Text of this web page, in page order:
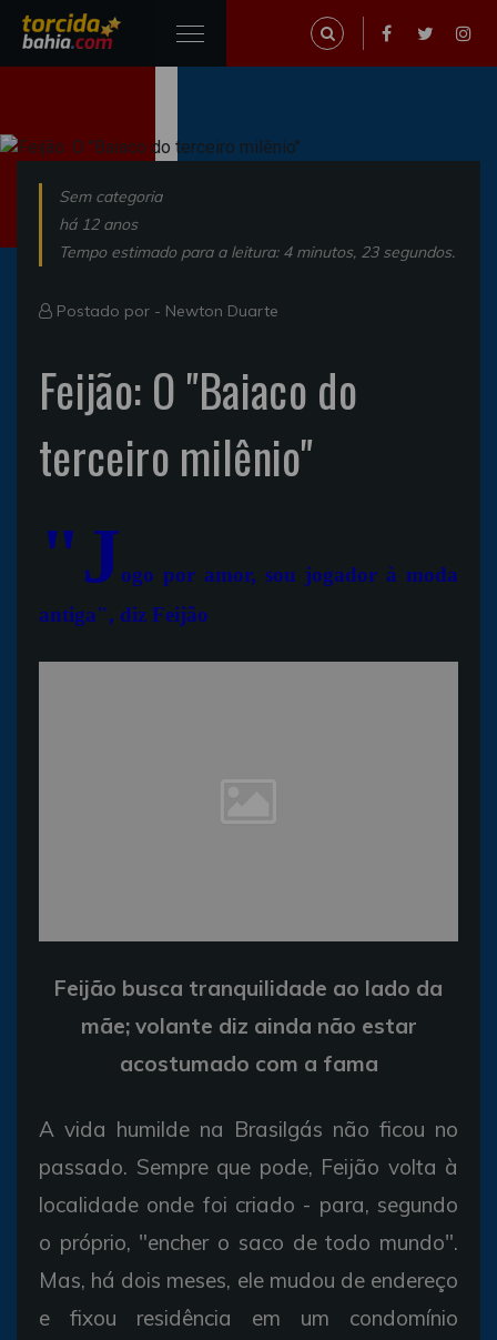
Sem categoria
há 12 anos
Tempo estimado para a leitura: 4 minutos, 23 segundos.
Postado por - Newton Duarte
Feijão: O "Baiaco do
terceiro milênio"
"Jogo por amor, sou jogador à moda
antiga", diz Feijão
Feijão busca tranquilidade ao lado da
mãe; volante diz ainda não estar
acostumado com a fama
A vida humilde na Brasilgás não ficou no
passado. Sempre que pode, Feijão volta à
localidade onde foi criado - para, segundo
o próprio, "encher o saco de todo mundo".
Mas, há dois meses, ele mudou de endereço
e fixou residência em um condomínio